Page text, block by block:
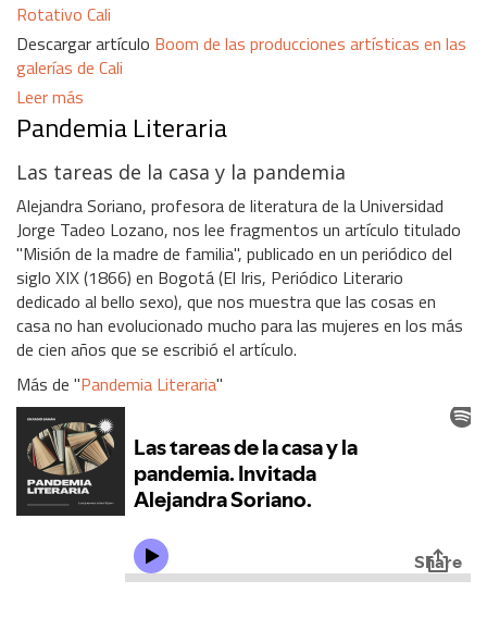
Rotativo Cali
Descargar artículo Boom de las producciones artísticas en las
galerías de Cali
Leer más
Pandemia Literaria
Las tareas de la casa y la pandemia
Alejandra Soriano, profesora de literatura de la Universidad
Jorge Tadeo Lozano, nos lee fragmentos un artículo titulado
"Misión de la madre de familia", publicado en un periódico del
siglo XIX (1866) en Bogotá (El Iris, Periódico Literario
dedicado al bello sexo), que nos muestra que las cosas en
casa no han evolucionado mucho para las mujeres en los más
de cien años que se escribió el artículo.
Más de "Pandemia Literaria"